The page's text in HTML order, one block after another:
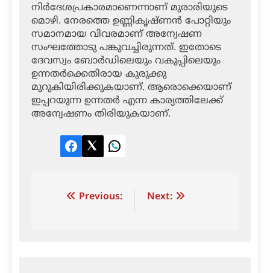
നിര്‍ദേശപ്രകാരമാണെന്നാണ് മുരാരിയുടെ
മൊഴി. നേരത്തെ ഉണ്ണികൃഷ്ണന്‍ പോറ്റിയും
സമാനമായ വിവരമാണ് അന്വേഷണ
സംഘത്തോടു പങ്കുവച്ചിരുന്നത്. ഇതോടെ
ദേവസ്വം ബോര്‍ഡിലെയും വകുപ്പിലെയും
ഉന്നതര്‍ക്കെതിരായ കുരുക്കു
മുറുകിയിരിക്കുകയാണ്. ആരൊക്കെയാണ്
ഇപ്പറയുന്ന ഉന്നതര്‍ എന്ന കാര്യത്തിലേക്ക്
അന്വേഷണം തിരിയുകയാണ്.
Facebook
TwitterLinkedIn
Post Previous: Next: